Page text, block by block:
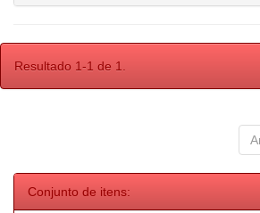
Resultado 1-1 de 1.
Conjunto de itens: